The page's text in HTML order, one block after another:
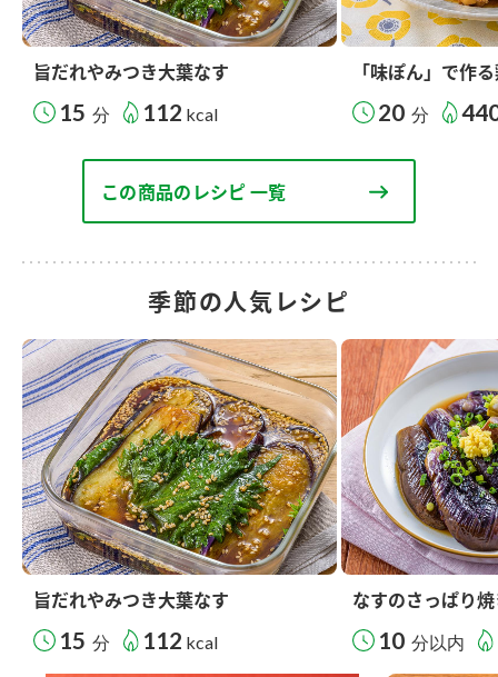
旨だれやみつき大葉なす
15 分 112 kcal
「味ぽん」で作
20 分
この商品のレシピ 一覧
季節の人気レシピ
旨だれやみつき大葉なす
15 分 112 kcal
なすのさっぱり
10 分以内